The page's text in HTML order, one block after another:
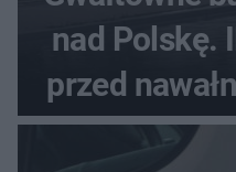
nad Polskę.
przed